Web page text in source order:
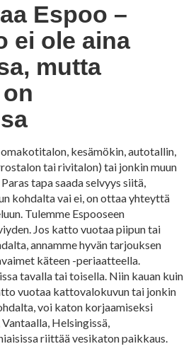
Espoo –
ei ole aina
mutta
kesämökin, autotallin,
tai rivitalon) tai jonkin muun
tapa saada selvyys siitä,
kohdalta vai ei, on ottaa yhteyttä
Tulemme Espooseen
Jos katto vuotaa piipun tai
annamme hyvän tarjouksen
käteen -periaatteella.
tavalla tai toisella. Niin kauan kuin
vuotaa kattovalokuvun tai jonkin
voi katon korjaamiseksi
Helsingissä,
riittää vesikaton paikkaus.